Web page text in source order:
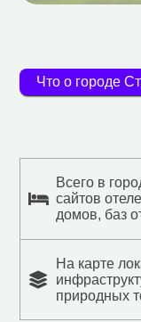
Что о городе
Всего в
сайтов
домов, баз
На карте
природных